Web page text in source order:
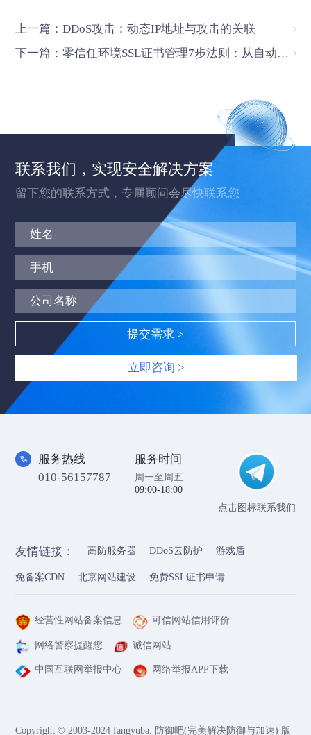
上一篇：DDoS攻击：动态IP地址与攻击的关联
下一篇：零信任环境SSL证书管理7步法则：从自动轮换到合规审计的关键策略
联系我们，实现安全解决方案
留下您的联系方式，专属顾问会尽快联系您
立即咨询 >
服务热线
010-56157787
服务时间
周一至周五
09:00-18:00
点击图标联系我们
友情链接： 高防服务器 DDoS云防护 游戏盾
免备案CDN 北京网站建设 免费SSL证书申请
经营性网站备案信息 可信网站信用评价
网络警察提醒您 诚信网站
中国互联网举报中心 网络举报APP下载
Copyright © 2003-2024 fangyuba. 防御吧(完美解决防御与加速) 版